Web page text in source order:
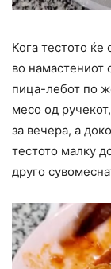
Кога тестото ќе
во намастениот
пица-лебот по
месо од
за вечера, а
тестото малку
друго